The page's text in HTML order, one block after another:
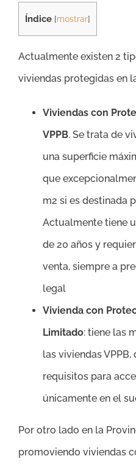
Índice [mostrar]
Actualmente existen 2
viviendas protegidas en
Viviendas con
VPPB. Se trata de
una superficie
que
m2 si es destinada
Actualmente tiene
de 20 años y
venta, siempre a
legal
Vivienda con
Limitado: tiene las
las viviendas
requisitos para
únicamente en el
Por otro lado en la
promoviendo viviendas